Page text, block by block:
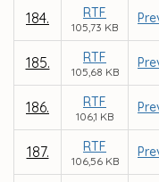
184. RTF
105,73 KB
185. RTF
105,68 KB
186. RTF
106,1 KB
187. RTF
106,56 KB